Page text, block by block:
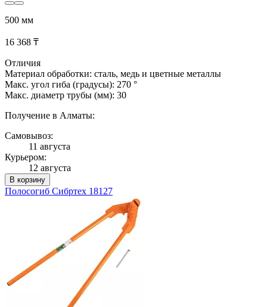
500 мм
16 368 ₸
Отличия
Материал обработки: сталь, медь и цветные металлы
Макс. угол гиба (градусы): 270 °
Макс. диаметр трубы (мм): 30
Получение в Алматы:
Самовывоз:
11 августа
Курьером:
12 августа
В корзину
Полосогиб Сибртех 18127